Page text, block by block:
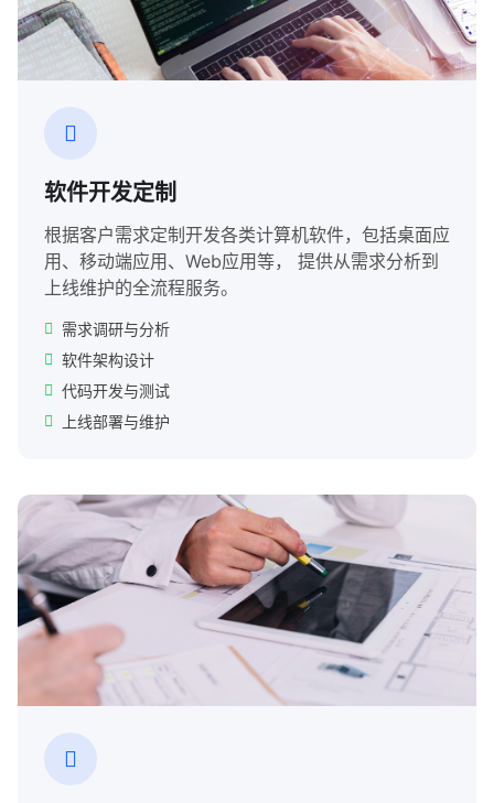
软件开发定制
根据客户需求定制开发各类计算机软件，包括桌面应
用、移动端应用、Web应用等， 提供从需求分析到
上线维护的全流程服务。
需求调研与分析
软件架构设计
代码开发与测试
上线部署与维护